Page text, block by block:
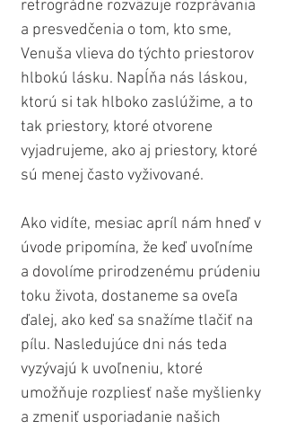
retrográdne rozväzuje rozprávania
a presvedčenia o tom, kto sme,
Venuša vlieva do týchto priestorov
hlbokú lásku. Napĺňa nás láskou,
ktorú si tak hlboko zaslúžime, a to
tak priestory, ktoré otvorene
vyjadrujeme, ako aj priestory, ktoré
sú menej často vyživované.
Ako vidíte, mesiac apríl nám hneď v
úvode pripomína, že keď uvoľníme
a dovolíme prirodzenému prúdeniu
toku života, dostaneme sa oveľa
ďalej, ako keď sa snažíme tlačiť na
pílu. Nasledujúce dni nás teda
vyzývajú k uvoľneniu, ktoré
umožňuje rozpliesť naše myšlienky
a zmeniť usporiadanie našich